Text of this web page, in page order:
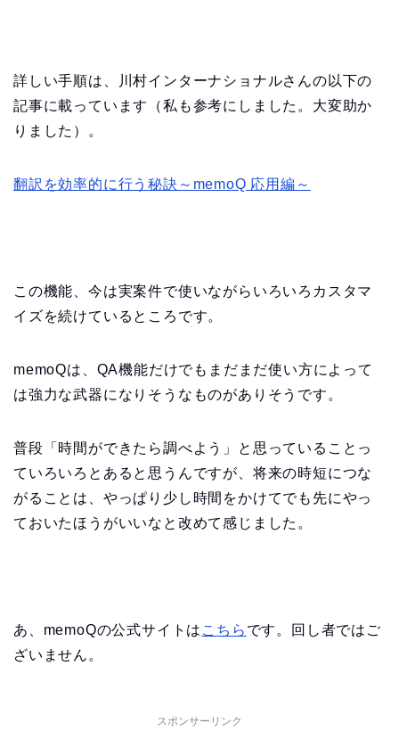
詳しい手順は、川村インターナショナルさんの以下の
記事に載っています（私も参考にしました。大変助か
りました）。
翻訳を効率的に行う秘訣～memoQ 応用編～
この機能、今は実案件で使いながらいろいろカスタマ
イズを続けているところです。
memoQは、QA機能だけでもまだまだ使い方によって
は強力な武器になりそうなものがありそうです。
普段「時間ができたら調べよう」と思っていることっ
ていろいろとあると思うんですが、将来の時短につな
がることは、やっぱり少し時間をかけてでも先にやっ
ておいたほうがいいなと改めて感じました。
あ、memoQの公式サイトは こちら です。回し者ではご
ざいません。
スポンサーリンク